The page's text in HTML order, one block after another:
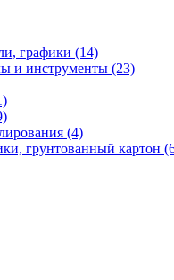
графики (14)
и инструменты (23)
(4)
грунтованный картон